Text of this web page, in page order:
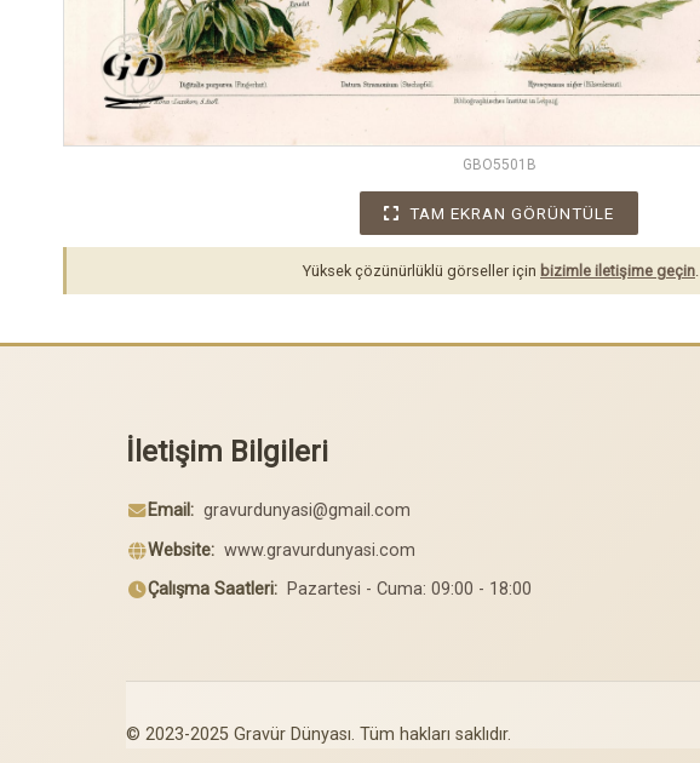
GBO5501B
TAM EKRAN GÖRÜNTÜLE
Yüksek çözünürlüklü görseller için bizimle iletişime geçin.
İletişim Bilgileri
Email: gravurdunyasi@gmail.com
Website: www.gravurdunyasi.com
Çalışma Saatleri: Pazartesi - Cuma: 09:00 - 18:00
© 2023-2025 Gravür Dünyası. Tüm hakları saklıdır.